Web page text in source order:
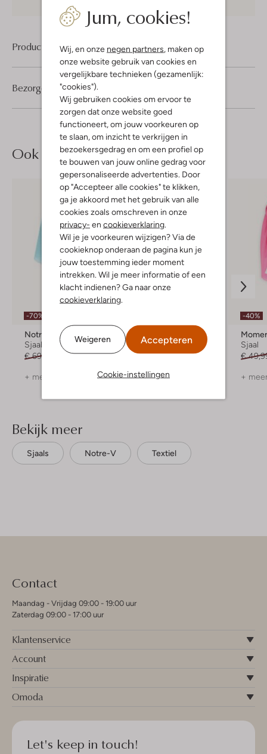
Jum, cookies!
Wij, en onze negen partners , maken op
onze website gebruik van cookies en
vergelijkbare technieken (gezamenlijk:
"cookies").
Wij gebruiken cookies om ervoor te
zorgen dat onze website goed
functioneert, om jouw voorkeuren op
te slaan, om inzicht te verkrijgen in
bezoekersgedrag en om een profiel op
te bouwen van jouw online gedrag voor
gepersonaliseerde advertenties. Door
op "Accepteer alle cookies" te klikken,
ga je akkoord met het gebruik van alle
cookies zoals omschreven in onze
privacy- en cookieverklaring
Wil je je voorkeuren wijzigen? Via de
cookieknop onderaan de pagina kun je
jouw toestemming ieder moment
intrekken. Wil je meer informatie of een
klacht indienen? Ga naar onze
cookieverklaring
Weigeren Accepteren
Cookie-instellingen
Product informatie
Bezorgen & retourneren
Ook iets voor jou?
-70%
Notre-V
Sjaal
€ 69,95
€ 20,99
+ meer kleuren
Vtd
Sjaal
€ 49,99 € 34,99
+ meer kleuren
-40%
Sjaal
€
+
Bekijk meer
Sjaals Notre-V Textiel
Contact
Maandag - Vrijdag 09:00 - 19:00 uur
Zaterdag 09:00 - 17:00 uur
Klantenservice
Account
Inspiratie
Omoda
Let's keep in touch!